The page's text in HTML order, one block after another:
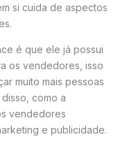
si cuida de aspectos
é que ele já possui
os vendedores, isso
muito mais pessoas
como a
vendedores
e publicidade.